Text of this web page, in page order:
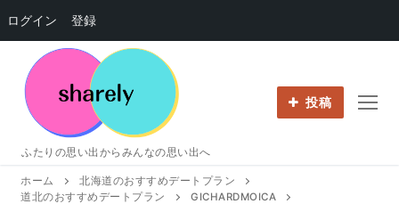
ログイン 登録
ふたりの思い出からみんなの思い出へ
投稿
ホーム
北海道のおすすめデートプラン
道北のおすすめデートプラン
GICHARDMOICA